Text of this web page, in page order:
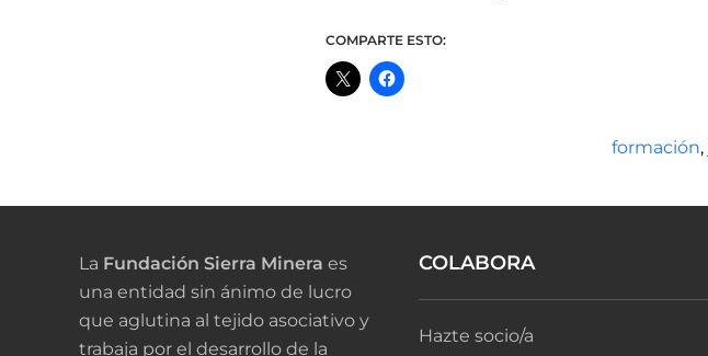
COMPARTE ESTO:
formación,
La Fundación Sierra Minera es
una entidad sin ánimo de lucro
que aglutina al tejido asociativo y
trabaja por el desarrollo de la
COLABORA
Hazte socio/a